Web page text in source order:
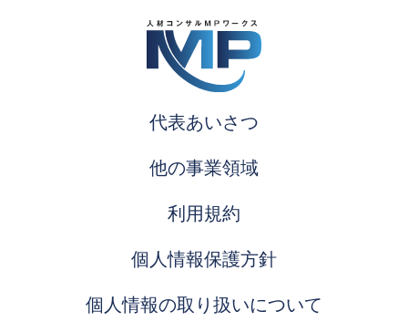
代表あいさつ
他の事業領域
利用規約
個人情報保護方針
個人情報の取り扱いについて